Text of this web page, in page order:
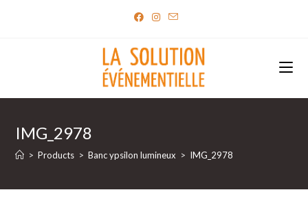
IMG_2978
> Products > Banc ypsilon lumineux > IMG_2978